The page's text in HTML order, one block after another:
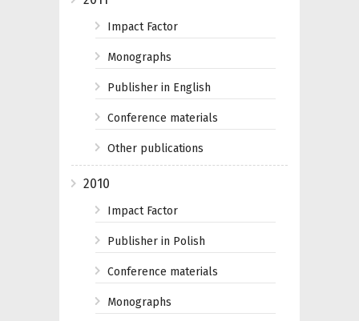
Impact Factor
Monographs
Publisher in English
Conference materials
Other publications
2010
Impact Factor
Publisher in Polish
Conference materials
Monographs